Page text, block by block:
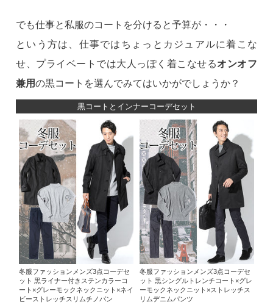
でも仕事と私服のコートを分けると予算が・・・
という方は、仕事ではちょっとカジュアルに着こな
せ、プライベートでは大人っぽく着こなせるオンオフ
兼用の黒コートを選んでみてはいかがでしょうか？
黒コートとインナーコーデセット
冬服ファッションメンズ3点コーデセ
ット 黒ライナー付きステンカラーコ
ート×グレーモックネックニット×ネイ
ビーストレッチスリムチノパン
冬服ファッションメンズ3点コーデセ
ット 黒シングルトレンチコート×グレ
ーモックネックニット×ストレッチス
リムデニムパンツ